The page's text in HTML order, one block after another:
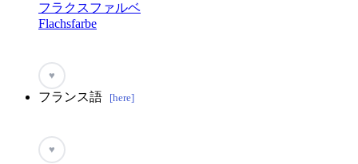
フラクスファルベ
Flachsfarbe
♥
フランス語 [here]
♥